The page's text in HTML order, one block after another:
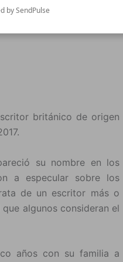
by SendPulse
británico de origen
su nombre en los
a especular sobre los
de un escritor más o
algunos consideran el
años con su familia a